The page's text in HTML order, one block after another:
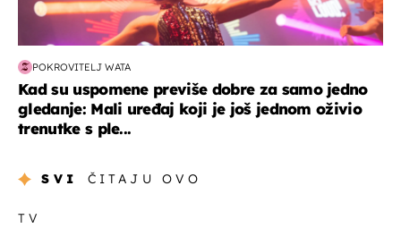
POKROVITELJ WATA
Kad su uspomene previše dobre za samo jedno
gledanje: Mali uređaj koji je još jednom oživio
trenutke s ple...
SVI ČITAJU OVO
TV